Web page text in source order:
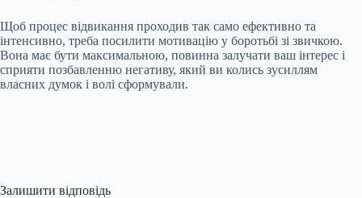
Щоб процес відвикання проходив так само ефективно та
інтенсивно, треба посилити мотивацію у боротьбі зі звичкою.
Вона має бути максимальною, повинна залучати ваш інтерес і
сприяти позбавленню негативу, який ви колись зусиллям
власних думок і волі сформували.
Залишити відповідь